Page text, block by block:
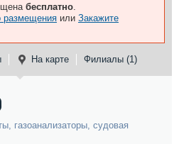
бесплатно.
размещения или Закажите
На карте Филиалы (1)
, газоанализаторы, судовая